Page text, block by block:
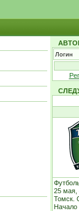
25 мая,
Томск.
Начало